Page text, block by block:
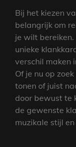
Bij het kiezen
belangrijk om
je wilt
unieke
verschil maken
Of je nu op
tonen of juist
door bewust te
de gewenste
muzikale stijl